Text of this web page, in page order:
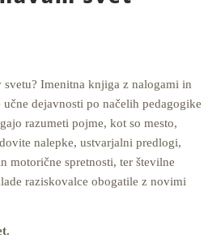
Imenitna knjiga z nalogami in
dejavnosti po načelih pedagogike
razumeti pojme, kot so mesto,
nalepke, ustvarjalni predlogi,
motorične spretnosti, ter številne
raziskovalce obogatile z novimi